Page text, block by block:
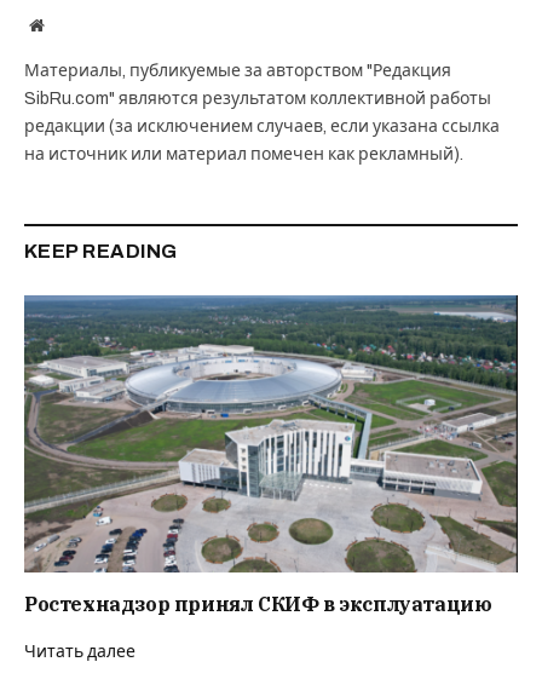
Website
Материалы, публикуемые за авторством "Редакция
SibRu.com" являются результатом коллективной работы
редакции (за исключением случаев, если указана ссылка
на источник или материал помечен как рекламный).
KEEP READING
Ростехнадзор принял СКИФ в эксплуатацию
Читать далее